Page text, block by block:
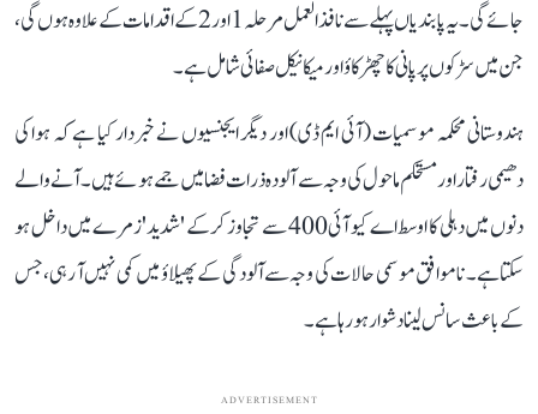
جائے گی۔ یہ پابندیاں پہلے سے نافذ العمل مرحلہ 1 اور 2 کے اقدامات کے علاوہ ہوں گی،
جن میں سڑکوں پر پانی کا چھڑکاؤ اور میکانیکل صفائی شامل ہے۔
ہندوستانی محکمہ موسمیات (آئی ایم ڈی) اور دیگر ایجنسیوں نے خبردار کیا ہے کہ ہوا کی
دھیمی رفتار اور مستحکم ماحول کی وجہ سے آلودہ ذرات فضا میں جمے ہوئے ہیں۔آنے والے
دنوں میں دہلی کا اوسط اے کیو آئی 400 سے تجاوز کر کے 'شدید'زمرے میں داخل ہو
سکتا ہے۔ ناموافق موسمی حالات کی وجہ سے آلودگی کے پھیلاؤ میں کمی نہیں آ رہی، جس
کے باعث سانس لینا دشوار ہو رہا ہے۔
ADVERTISEMENT